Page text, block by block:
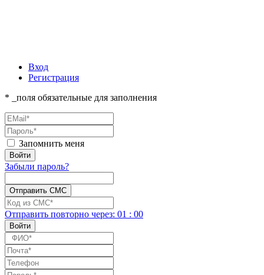
Вход
Регистрация
* _поля обязательные для заполнения
Запомнить меня
Забыли пароль?
Отправить повторно через: 01 : 00